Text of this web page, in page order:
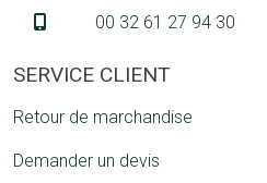
00 32 61 27 94 30
SERVICE CLIENT
Retour de marchandise
Demander un devis